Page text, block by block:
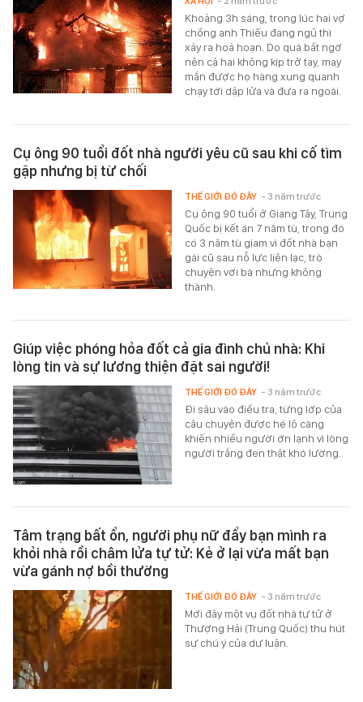
Khoảng 3h sáng, trong lúc hai vợ
chồng anh Thiếu đang ngủ thì
xảy ra hoả hoạn. Do quá bất ngờ
nên cả hai không kịp trở tay, may
mắn được họ hàng xung quanh
chạy tới dập lửa và đưa ra ngoài.
Cụ ông 90 tuổi đốt nhà người yêu cũ sau khi cố tìm
gặp nhưng bị từ chối
Cụ ông 90 tuổi ở Giang Tây, Trung
Quốc bị kết án 7 năm tù, trong đó
có 3 năm tù giam vì đốt nhà bạn
gái cũ sau nỗ lực liên lạc, trò
chuyện với bà nhưng không
thành.
THẾ GIỚI ĐÓ ĐÂY - 3 năm trước
Giúp việc phóng hỏa đốt cả gia đình chủ nhà: Khi
lòng tin và sự lương thiện đặt sai người!
Đi sâu vào điều tra, từng lớp của
câu chuyện được hé lộ càng
khiến nhiều người ớn lạnh vì lòng
người trắng đen thật khó lường.
THẾ GIỚI ĐÓ ĐÂY - 3 năm trước
Tâm trạng bất ổn, người phụ nữ đẩy bạn mình ra
khỏi nhà rồi châm lửa tự tử: Kẻ ở lại vừa mất bạn
vừa gánh nợ bồi thường
Mới đây một vụ đốt nhà tự tử ở
Thượng Hải (Trung Quốc) thu hút
sự chú ý của dư luận.
THẾ GIỚI ĐÓ ĐÂY - 3 năm trước